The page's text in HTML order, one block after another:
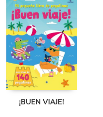
¡BUEN VIAJE!